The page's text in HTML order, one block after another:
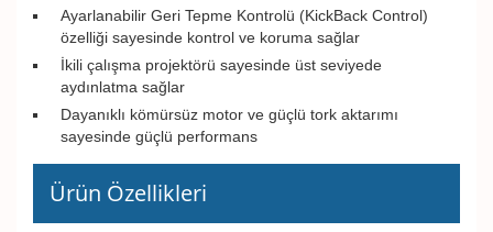
Ayarlanabilir Geri Tepme Kontrolü (KickBack Control)
özelliği sayesinde kontrol ve koruma sağlar
İkili çalışma projektörü sayesinde üst seviyede
aydınlatma sağlar
Dayanıklı kömürsüz motor ve güçlü tork aktarımı
sayesinde güçlü performans
Ürün Özellikleri